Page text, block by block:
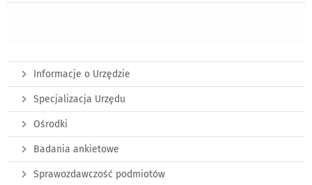
Informacje o Urzędzie
Specjalizacja Urzędu
Ośrodki
Badania ankietowe
Sprawozdawczość podmiotów